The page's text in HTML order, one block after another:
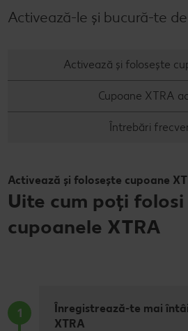
Activează-le și bucură-te
Activează și folosește
Cupoane XTRA
Întrebări
Activează și folosește cupoane
Uite cum poți folosi
cupoanele XTRA
1
Înregistrează-te mai
XTRA